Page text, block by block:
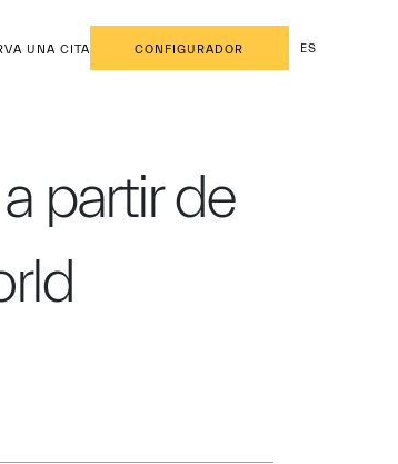
UNA CITA CONFIGURADOR ES
partir de